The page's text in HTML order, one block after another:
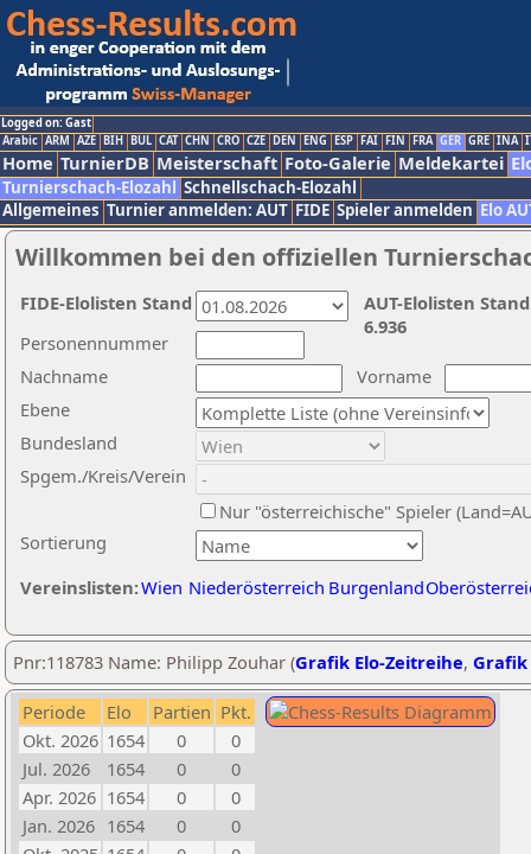
Logged on: Gast
Arabic ARM AZE BIH BUL CAT CHN CRO CZE DEN ENG ESP FAI FIN FRA GER GRE INA
Home TurnierDB Meisterschaft Foto-Galerie Meldekartei
Turnierschach-Elozahl Schnellschach-Elozahl
Allgemeines Turnier anmelden: AUT FIDE Spieler anmelden Elo
Willkommen bei den offiziellen
Nachname
Vorname
Ebene
Sortierung
Personennummer
Bundesland
Spgem./Kreis/Verein
Nur "österreichische" Spieler
Vereinslisten:Wien Niederösterreich Burgenland
AUT-Elolisten
6.936
FIDE-Elolisten Stand
Pnr:118783 Name: Philipp Zouhar (Grafik Elo-Zeitreihe, Grafik
Periode Elo Partien Pkt.
Okt. 2026 1654 0
0
Jul. 2026
1654 0
0
Apr. 2026 1654 0
0
Jan. 2026 1654 0
0